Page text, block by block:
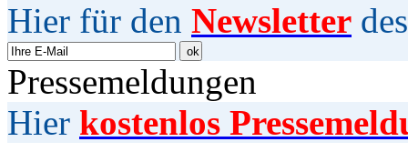
Hier für den Newsletter
Pressemeldungen
Hier kostenlos